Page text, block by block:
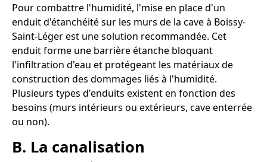
Pour combattre l'humidité, l'mise en place d'un
enduit d'étanchéité sur les murs de la cave à Boissy-
Saint-Léger est une solution recommandée. Cet
enduit forme une barrière étanche bloquant
l'infiltration d'eau et protégeant les matériaux de
construction des dommages liés à l'humidité.
Plusieurs types d'enduits existent en fonction des
besoins (murs intérieurs ou extérieurs, cave enterrée
ou non).
B. La canalisation